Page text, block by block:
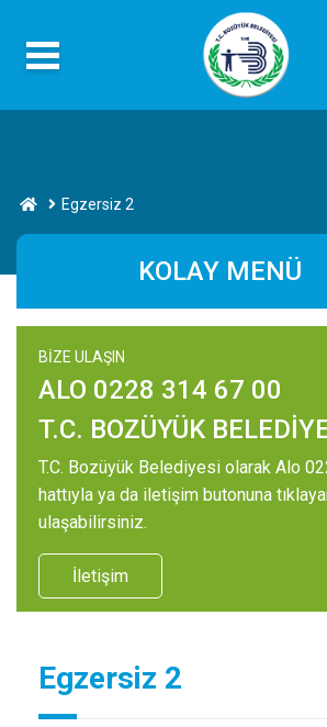
Egzersiz 2
KOLAY MENÜ
BİZE ULAŞIN
ALO 0228 314 67 00
T.C. BOZÜYÜK
T.C. Bozüyük Belediyesi olarak Alo
hattıyla ya da iletişim butonuna
ulaşabilirsiniz.
İletişim
Egzersiz 2